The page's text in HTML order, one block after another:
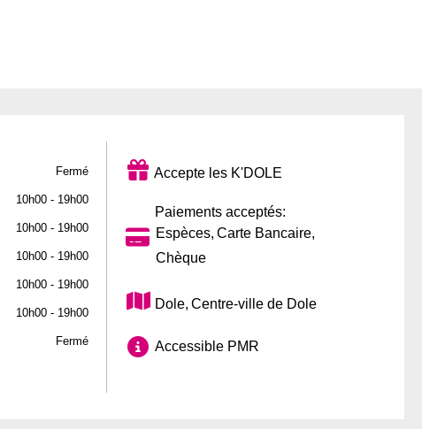
Fermé
10h00 - 19h00
10h00 - 19h00
10h00 - 19h00
10h00 - 19h00
10h00 - 19h00
Fermé
Accepte les K'DOLE
Paiements acceptés:
Espèces Carte Bancaire
Chèque
Dole Centre-ville de Dole
Accessible PMR